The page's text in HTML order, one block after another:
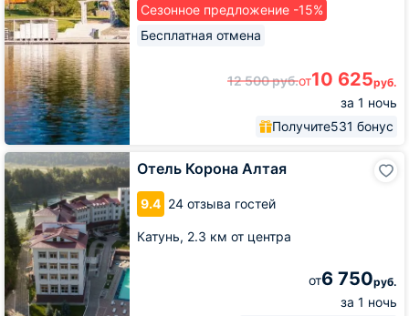
Сезонное предложение -15%
Бесплатная отмена
12 500руб.от10 625руб.
за 1 ночь
Получите531 бонус
Отель Корона Алтая
9.4 24 отзыва гостей
Катунь, 2.3 км от центра
от6 750руб.
за 1 ночь
Отель
Корона
Алтая